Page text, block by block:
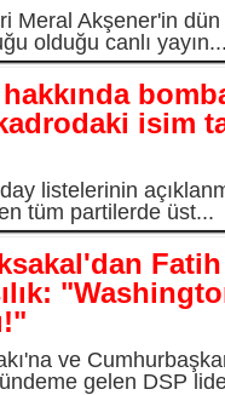
Meral Akşener'in
olduğu canlı yayın...
isim
listelerinin
tüm partilerde üst...
ve
gelen DSP